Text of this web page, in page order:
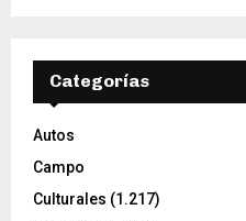
Categorías
Autos
Campo
Culturales (1.217)